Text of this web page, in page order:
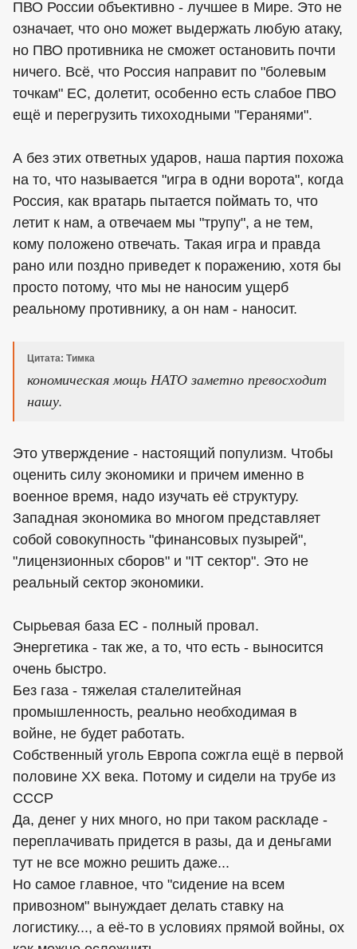
ПВО России объективно - лучшее в Мире. Это не
означает, что оно может выдержать любую атаку,
но ПВО противника не сможет остановить почти
ничего. Всё, что Россия направит по "болевым
точкам" ЕС, долетит, особенно есть слабое ПВО
ещё и перегрузить тихоходными "Геранями".
А без этих ответных ударов, наша партия похожа
на то, что называется "игра в одни ворота", когда
Россия, как вратарь пытается поймать то, что
летит к нам, а отвечаем мы "трупу", а не тем,
кому положено отвечать. Такая игра и правда
рано или поздно приведет к поражению, хотя бы
просто потому, что мы не наносим ущерб
реальному противнику, а он нам - наносит.
Цитата: Тимка
кономическая мощь НАТО заметно превосходит
нашу.
Это утверждение - настоящий популизм. Чтобы
оценить силу экономики и причем именно в
военное время, надо изучать её структуру.
Западная экономика во многом представляет
собой совокупность "финансовых пузырей",
"лицензионных сборов" и "IT сектор". Это не
реальный сектор экономики.
Сырьевая база ЕС - полный провал.
Энергетика - так же, а то, что есть - выносится
очень быстро.
Без газа - тяжелая сталелитейная
промышленность, реально необходимая в
войне, не будет работать.
Собственный уголь Европа сожгла ещё в первой
половине XX века. Потому и сидели на трубе из
СССР
Да, денег у них много, но при таком раскладе -
переплачивать придется в разы, да и деньгами
тут не все можно решить даже...
Но самое главное, что "сидение на всем
привозном" вынуждает делать ставку на
логистику..., а её-то в условиях прямой войны, ох